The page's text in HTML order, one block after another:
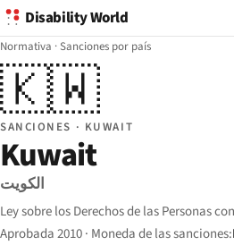
Disability World
Normativa ·Sanciones por país
🇰🇼
SANCIONES · KUWAIT
Kuwait
الكويت
Ley sobre los Derechos de las Personas
Aprobada 2010 · Moneda de las sanciones: